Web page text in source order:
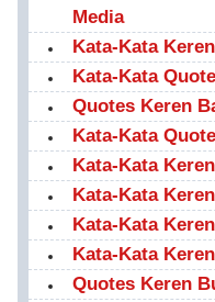
Media
Kata-Kata
Kata-Kata
Quotes Keren
Kata-Kata
Kata-Kata
Kata-Kata
Kata-Kata
Kata-Kata
Quotes Keren